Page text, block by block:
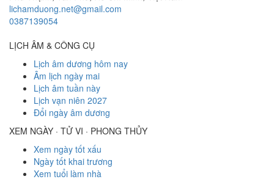
lichamduong.net@gmail.com
0387139054
LỊCH ÂM & CÔNG CỤ
Lịch âm dương hôm nay
Âm lịch ngày mai
Lịch âm tuần này
Lịch vạn niên 2027
Đổi ngày âm dương
XEM NGÀY · TỬ VI · PHONG THỦY
Xem ngày tốt xấu
Ngày tốt khai trương
Xem tuổi làm nhà